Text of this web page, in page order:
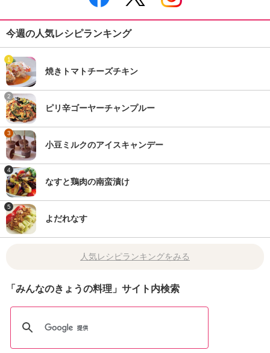
今週の人気レシピランキング
1
焼きトマトチーズチキン
2
ピリ辛ゴーヤーチャンプルー
3
小豆ミルクのアイスキャンデー
4
なすと鶏肉の南蛮漬け
5
よだれなす
人気レシピランキングをみる
「みんなのきょうの料理」サイト内検索